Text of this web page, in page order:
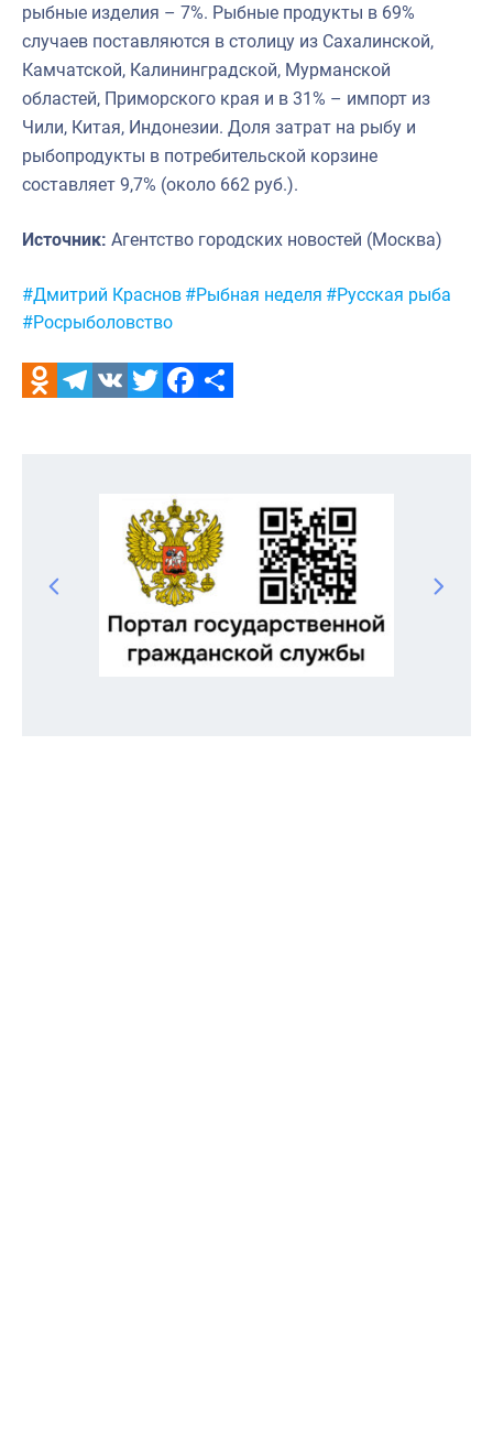
рыбные изделия – 7%. Рыбные продукты в 69%
случаев поставляются в столицу из Сахалинской,
Камчатской, Калининградской, Мурманской
областей, Приморского края и в 31% – импорт из
Чили, Китая, Индонезии. Доля затрат на рыбу и
рыбопродукты в потребительской корзине
составляет 9,7% (около 662 руб.).
Источник: Агентство городских новостей (Москва)
Метки:
#Дмитрий Краснов #Рыбная неделя #Русская рыба
#Росрыболовство